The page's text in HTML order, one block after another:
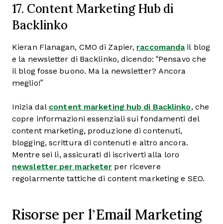
17. Content Marketing Hub di
Backlinko
Kieran Flanagan, CMO di Zapier, raccomandail blog
e la newsletter di Backlinko, dicendo: “Pensavo che
il blog fosse buono. Ma la newsletter? Ancora
meglio!”
Inizia dal content marketing hub di Backlinko, che
copre informazioni essenziali sui fondamenti del
content marketing, produzione di contenuti,
blogging, scrittura di contenuti e altro ancora.
Mentre sei lì, assicurati di iscriverti alla loro
newsletter per marketer per ricevere
regolarmente tattiche di content marketing e SEO.
Risorse per l’Email Marketing